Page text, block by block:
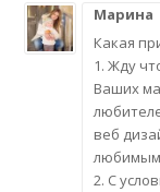
Марина
Какая
1. Жду
Ваших
веб
любимым
2. С